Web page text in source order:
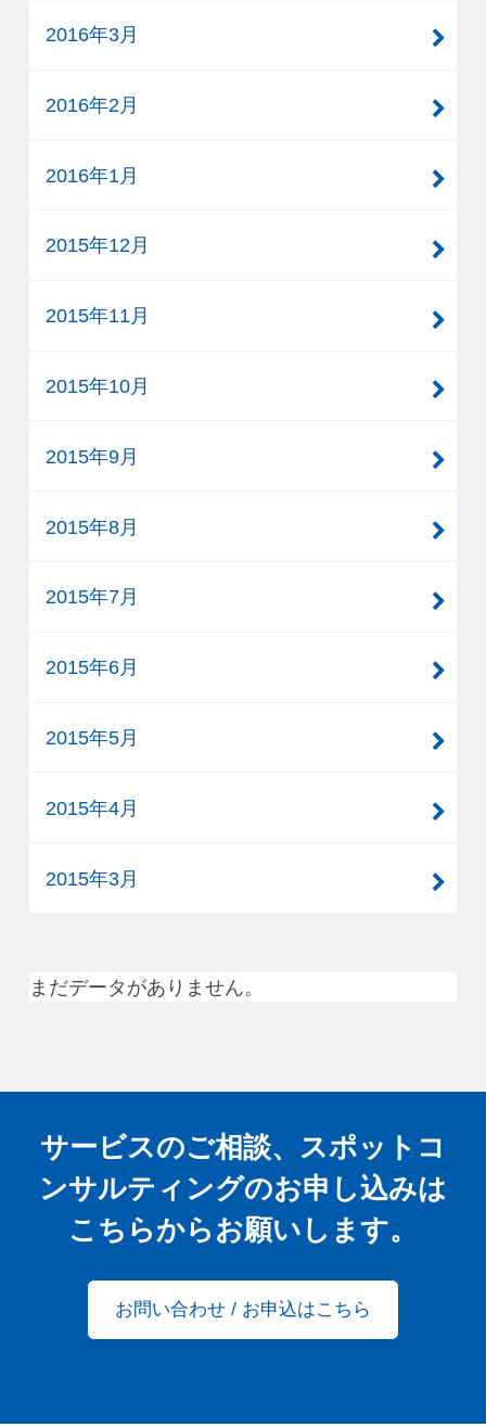
2016年3月
2016年2月
2016年1月
2015年12月
2015年11月
2015年10月
2015年9月
2015年8月
2015年7月
2015年6月
2015年5月
2015年4月
2015年3月
まだデータがありません。
サービスのご相談、スポットコ
ンサルティングのお申し込みは
こちらからお願いします。
お問い合わせ / お申込はこちら